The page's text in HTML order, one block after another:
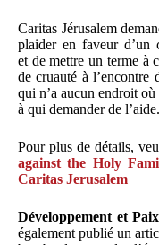
Caritas Jérusalem
plaider en faveur d’un
et de mettre un terme à
de cruauté à
qui n’a aucun endroit
à qui demander de l’aide.
Pour plus de détails,
against the Holy
Caritas Jerusalem
Développement et
également publié un